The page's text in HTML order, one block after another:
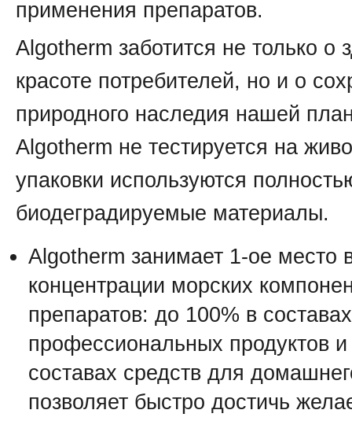
применения препаратов.
Algotherm заботится не только о
красоте потребителей, но и о
природного наследия нашей
Algotherm не тестируется на
упаковки используются
биодеградируемые материалы.
Algotherm занимает 1-ое место
концентрации морских
препаратов: до 100% в составах
профессиональных продуктов
составах средств для
позволяет быстро достичь